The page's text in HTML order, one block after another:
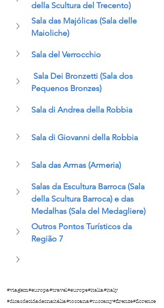
della Scultura del Trecento)
Sala das Majólicas (Sala delle
Maioliche)
Sala del Verrocchio
Sala Dei Bronzetti (Sala dos
Pequenos Bronzes)
Sala di Andrea della Robbia
Sala di Giovanni della Robbia
Sala das Armas (Armeria)
Salas da Escultura Barroca (Sala
della Scultura Barroca) e das
Medalhas (Sala del Medagliere)
Outros Pontos Turísticos da
Região 7
#viagem#europa#travel#europe#italia#italy
#dicasdecidadesnaitália#toscana#tuscany#firenze#florence